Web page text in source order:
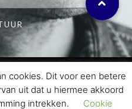
COACHING
cookies. Dit voor een betere
uit dat u hiermee akkoord
intrekken.
Cookie